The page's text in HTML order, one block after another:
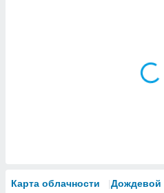
Карта облачности Дождевой